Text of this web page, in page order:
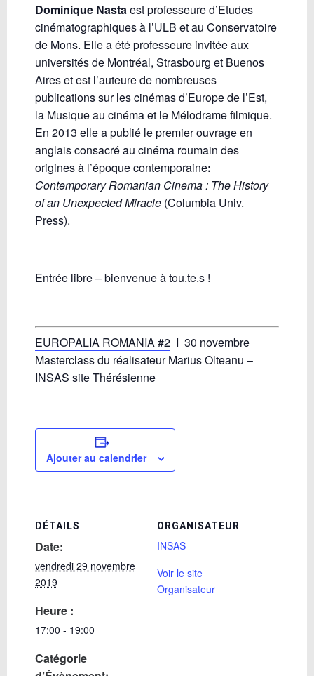
Dominique Nastaest professeure d’Etudes
cinématographiques à l’ULB et au Conservatoire
de Mons. Elle a été professeure invitée aux
universités de Montréal, Strasbourg et Buenos
Aires et est l’auteure de nombreuses
publications sur les cinémas d’Europe de l’Est,
la Musique au cinéma et le Mélodrame filmique.
En 2013 elle a publié le premier ouvrage en
anglais consacré au cinéma roumain des
origines à l’époque contemporaine:
Contemporary Romanian Cinema : The History
of an Unexpected Miracle (Columbia Univ.
Press).
Entrée libre – bienvenue à tou.te.s !
EUROPALIA ROMANIA #2 I 30 novembre
Masterclass du réalisateur Marius Olteanu –
INSAS site Thérésienne
Ajouter au calendrier
DÉTAILS
Date:
vendredi 29 novembre
2019
Heure :
17:00 - 19:00
Catégorie
ORGANISATEUR
INSAS
Voir le site
Organisateur